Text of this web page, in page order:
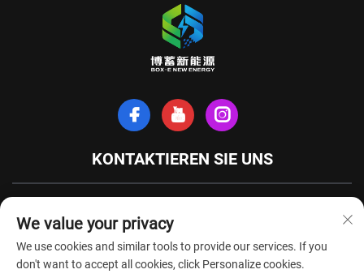
KONTAKTIEREN SIE UNS
[email protected]
We value your privacy
We use cookies and similar tools to provide our services. If you
don't want to accept all cookies, click Personalize cookies.